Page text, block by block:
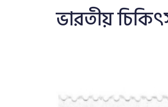
ভারতীয়